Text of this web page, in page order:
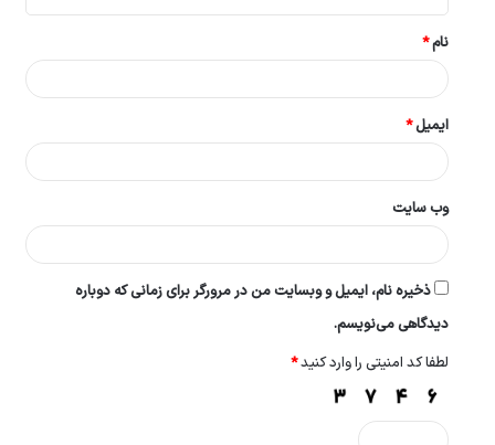
*
نام*
ایمیل*
وب‌ سایت
ذخیره نام، ایمیل و وبسایت من در مرورگر برای زمانی که دوباره
دیدگاهی می‌نویسم.
لطفا کد امنیتی را وارد کنید*